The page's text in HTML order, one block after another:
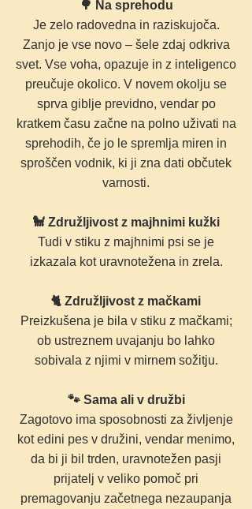
🌳 Na sprehodu
Je zelo radovedna in raziskujoča.
Zanjo je vse novo – šele zdaj odkriva
svet. Vse voha, opazuje in z inteligenco
preučuje okolico. V novem okolju se
sprva giblje previdno, vendar po
kratkem času začne na polno uživati na
sprehodih, če jo le spremlja miren in
sproščen vodnik, ki ji zna dati občutek
varnosti.
🐩 Združljivost z majhnimi kužki
Tudi v stiku z majhnimi psi se je
izkazala kot uravnotežena in zrela.
🐈 Združljivost z mačkami
Preizkušena je bila v stiku z mačkami;
ob ustreznem uvajanju bo lahko
sobivala z njimi v mirnem sožitju.
🐾 Sama ali v družbi
Zagotovo ima sposobnosti za življenje
kot edini pes v družini, vendar menimo,
da bi ji bil trden, uravnotežen pasji
prijatelj v veliko pomoč pri
premagovanju začetnega nezaupanja